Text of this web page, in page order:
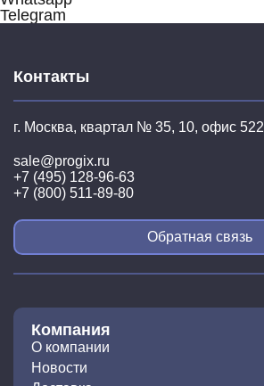
Контакты
г. Москва, квартал № 35, 10, офис 522
sale@progix.ru
+7 (495) 128-96-63
+7 (800) 511-89-80
Обратная связь
Компания
О компании
Новости
Telegram